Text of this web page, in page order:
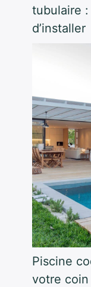
tubulaire
d’installer
Piscine
votre coin